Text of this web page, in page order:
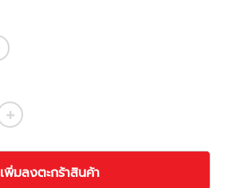
เพิ่มลงตะกร้าสินค้า